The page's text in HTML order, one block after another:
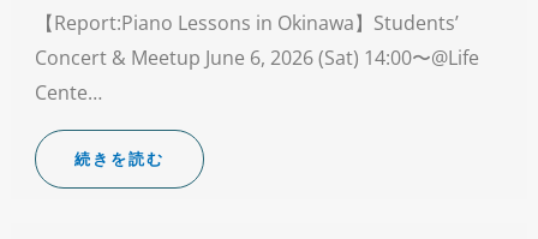
【Report:Piano Lessons in Okinawa】Students’
Concert & Meetup June 6, 2026 (Sat) 14:00〜@Life
Cente…
続きを読む